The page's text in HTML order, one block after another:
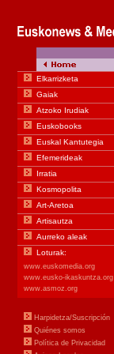
Elkarrizketa
Gaiak
Atzoko Irudiak
Euskobooks
Euskal Kantutegia
Efemerideak
Irratia
Kosmopolita
Art-Aretoa
Artisautza
Aurreko aleak
Loturak:
www.euskomedia.org
www.eusko-ikaskuntza.org
www.asmoz.org
Harpidetza/Suscripción
Quiénes somos
Política de Privacidad